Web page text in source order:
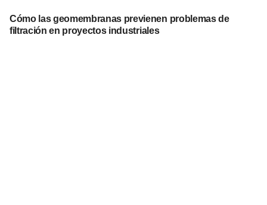
Cómo las geomembranas previenen problemas de
filtración en proyectos industriales